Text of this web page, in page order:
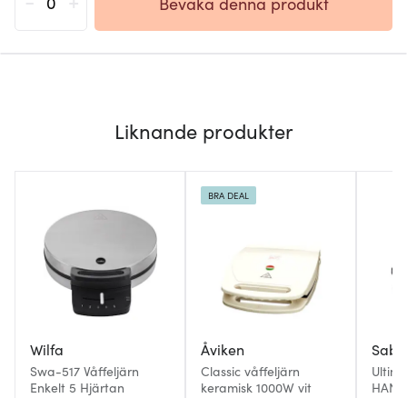
Liknande produkter
Wilfa
Swa-517 Våffeljärn
Enkelt 5 Hjärtan
Åviken
Classic våffeljärn
keramisk 1000W vit
BRA DEAL
HAN-